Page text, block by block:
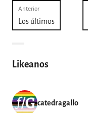
Navegación
de
Anterior
Entrada
anterior:
Los últimos
Likeanos
catedragallo